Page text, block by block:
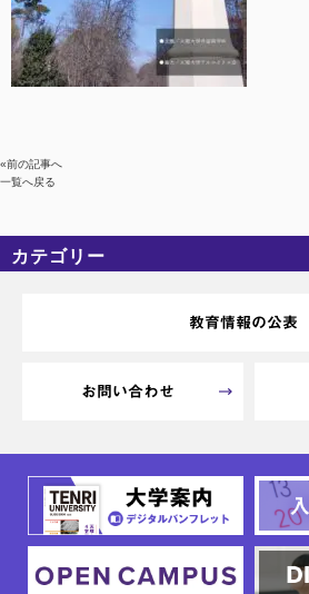
«前の記事へ
一覧へ戻る
カテゴリー
教育情報の公表
お問い合わせ